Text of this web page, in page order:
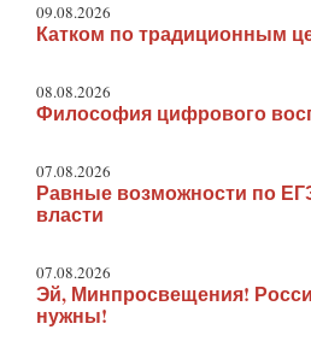
09.08.2026
Катком по традиционным
08.08.2026
Философия цифрового
07.08.2026
Равные возможности по
власти
07.08.2026
Эй, Минпросвещения!
нужны!